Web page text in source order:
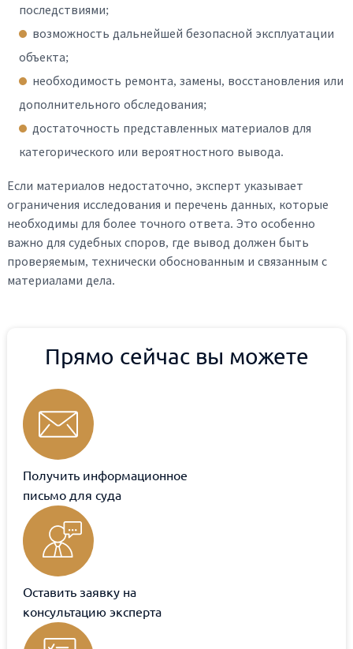
последствиями;
возможность дальнейшей безопасной эксплуатации
объекта;
необходимость ремонта, замены, восстановления или
дополнительного обследования;
достаточность представленных материалов для
категорического или вероятностного вывода.
Если материалов недостаточно, эксперт указывает
ограничения исследования и перечень данных, которые
необходимы для более точного ответа. Это особенно
важно для судебных споров, где вывод должен быть
проверяемым, технически обоснованным и связанным с
материалами дела.
Прямо сейчас вы можете
Получить информационное
письмо для суда
Оставить заявку на
консультацию эксперта